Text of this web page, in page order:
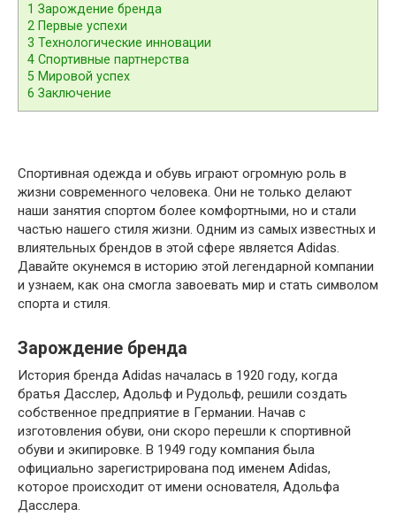
1 Зарождение бренда
2 Первые успехи
3 Технологические инновации
4 Спортивные партнерства
5 Мировой успех
6 Заключение
Спортивная одежда и обувь играют огромную роль в
жизни современного человека. Они не только делают
наши занятия спортом более комфортными, но и стали
частью нашего стиля жизни. Одним из самых известных и
влиятельных брендов в этой сфере является Adidas.
Давайте окунемся в историю этой легендарной компании
и узнаем, как она смогла завоевать мир и стать символом
спорта и стиля.
Зарождение бренда
История бренда Adidas началась в 1920 году, когда
братья Дасслер, Адольф и Рудольф, решили создать
собственное предприятие в Германии. Начав с
изготовления обуви, они скоро перешли к спортивной
обуви и экипировке. В 1949 году компания была
официально зарегистрирована под именем Adidas,
которое происходит от имени основателя, Адольфа
Дасслера.